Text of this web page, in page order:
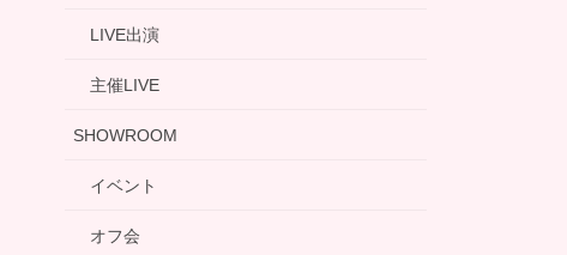
LIVE出演
主催LIVE
SHOWROOM
イベント
オフ会